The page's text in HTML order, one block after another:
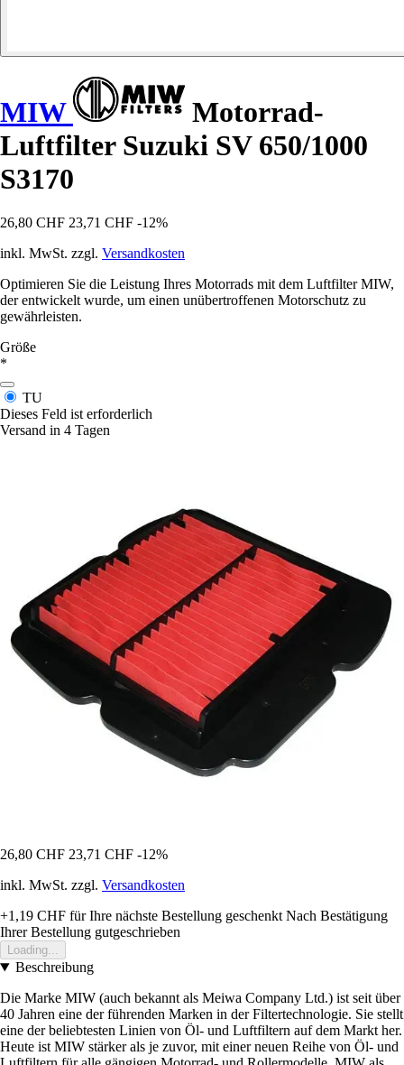
MIW
Motorrad-
Luftfilter Suzuki SV 650/1000
S3170
26,80 CHF 23,71 CHF -12%
inkl. MwSt. zzgl. Versandkosten
Optimieren Sie die Leistung Ihres Motorrads mit dem Luftfilter MIW,
der entwickelt wurde, um einen unübertroffenen Motorschutz zu
gewährleisten.
Größe
*
TU
Dieses Feld ist erforderlich
Versand in 4 Tagen
26,80 CHF 23,71 CHF -12%
inkl. MwSt. zzgl. Versandkosten
+1,19 CHF für Ihre nächste Bestellung geschenkt Nach Bestätigung
Ihrer Bestellung gutgeschrieben
Loading...
Beschreibung
Die Marke MIW (auch bekannt als Meiwa Company Ltd.) ist seit über
40 Jahren eine der führenden Marken in der Filtertechnologie. Sie stellt
eine der beliebtesten Linien von Öl- und Luftfiltern auf dem Markt her.
Heute ist MIW stärker als je zuvor, mit einer neuen Reihe von Öl- und